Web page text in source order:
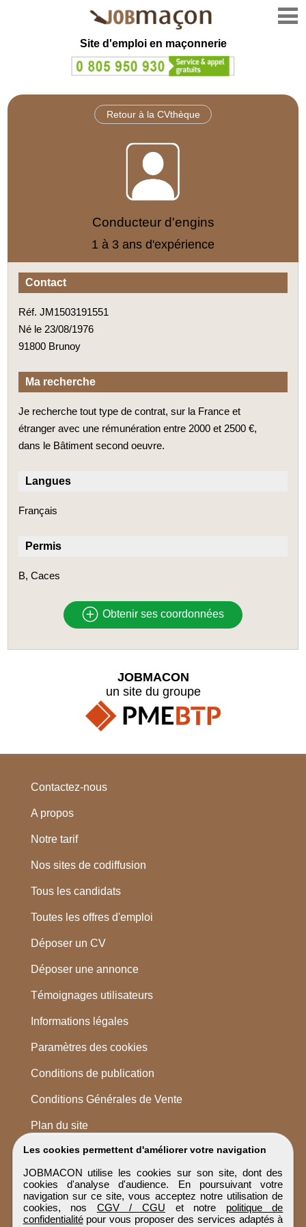
Site d'emploi en maçonnerie
Retour à la CVthèque
Conducteur d'engins
1 à 3 ans d'expérience
Contact
Réf. JM1503191551
Né le 23/08/1976
91800 Brunoy
Ma recherche
Je recherche tout type de contrat, sur la France et
étranger avec une rémunération entre 2000 et 2500 €,
dans le Bâtiment second oeuvre.
Langues
Français
Permis
B, Caces
Obtenir ses coordonnées
Les cookies permettent d'améliorer votre navigation
JOBMACON utilise les cookies sur son site, dont des
cookies d'analyse d'audience. En poursuivant votre
navigation sur ce site, vous acceptez notre utilisation de
cookies, nos CGV / CGU et notre politique de
confidentialitépour vous proposer des services adaptés à
JOBMACON
un site du groupe
Contactez-nous
A propos
Notre tarif
Nos sites de codiffusion
Tous les candidats
Toutes les offres d'emploi
Déposer un CV
Déposer une annonce
Témoignages utilisateurs
Informations légales
Paramètres des cookies
Conditions de publication
Conditions Générales de Vente
Plan du site